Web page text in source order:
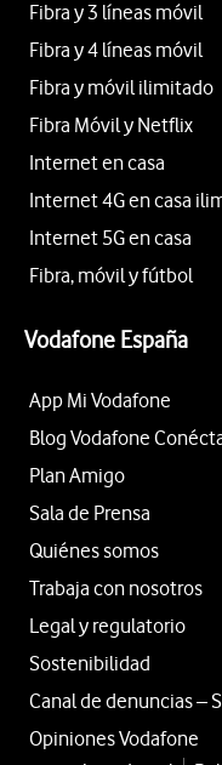
Fibra y 3 líneas móvil
Fibra y 4 líneas móvil
Fibra y móvil ilimitado
Fibra Móvil y Netflix
Internet en casa
Internet 4G en casa
Internet 5G en casa
Fibra, móvil y fútbol
Vodafone España
App Mi Vodafone
Blog Vodafone
Plan Amigo
Sala de Prensa
Quiénes somos
Trabaja con nosotros
Legal y regulatorio
Sostenibilidad
Canal de denuncias –
Opiniones Vodafone